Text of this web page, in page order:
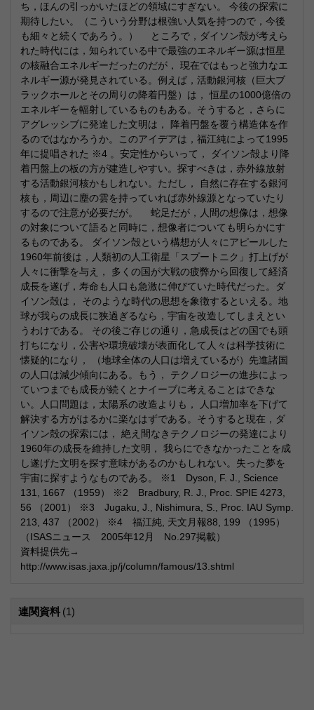
ち，ほんの引っかいたほどの領域にすぎない。 今後の探索に
期待したい。（こういう分野は根強い人気を持つので，今後
も細々と続くであろう。） ところで，ダイソン殻が考えら
れた時代には，知られている中で最強のエネルギー源は恒星
の核融合エネルギーだったのだが， 現在ではもっと強力なエ
ネルギー源が発見されている。例えば，活動銀河核（巨大ブ
ラックホールとその周りの降着円盤）は， 恒星の1000億倍の
エネルギーを輻射しているものもある。そうすると，さらに
アグレッシブに発達した文明は， 降着円盤を覆う構造体を作
るのではなかろうか。このアイデアは，福江純によって1995
年に提唱された ※4 。安定性からいって， ダイソン殻より降
着円盤上の板の方が建造しやすい。探すべきは，赤外線放射
する活動銀河核かもしれない。ただし， 自然に存在する銀河
核も，周辺に塵の雲を持っていれば赤外線源となっていたり
するので注意が必要だが。 蛇足だが，人間の想像は，想像
の対象について語ると同時に，想像者についても明らかにす
るものである。 ダイソン殻という構想が人々にアピールした
1960年前後は，人類初の人工衛星「スプートニク」打上げが
人々に衝撃を与え， 多くの国が大戦の疲弊から回復して経済
成長を遂げ，寿命も人口も急激に伸びていた時代だった。ダ
イソン殻は， そのような時代の思想を象徴するといえる。地
球が我らの成長に狭過ぎるなら，宇宙を改造してしまえとい
うわけである。 その後ご存じの通り，急成長はどの国でも頭
打ちになり，公害や環境破壊が表面化して人々は科学技術に
懐疑的になり， （地球全体の人口は増えているが）先進諸国
の人口は減少傾向にある。もう， テクノロジーの進歩によっ
ていつまでも成長が続くとナイーブに考えることはできな
い。人口問題は，太陽系の改造よりも， 人口増加率を下げて
解決する方がはるかに楽なはずである。そうすると現在，ダ
イソン殻の探索には， 絶え間なきテクノロジーの発達により
1960年の成長を維持した文明， 我らにできなかったことを成
し遂げた文明を探す意味があるのかもしれない。失った夢を
宇宙に探すようなものである。 ※1 Dyson, F. J., Science
131, 1667 （1959） ※2 Bradbury, R. J., Proc. SPIE 4273,
56 （2001） ※3 Jugaku, J., Nishimura, S., Proc. IAU Symp.
213, 437 （2002） ※4 福江純, 天文月報88, 199 （1995）
（ISASニュース 2005年12月 No.297掲載）
資料提供先→
http://www.isas.jaxa.jp/j/column/famous/13.shtml
連関資料 (1)